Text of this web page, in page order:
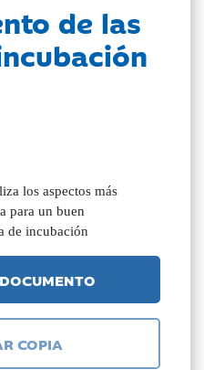
de las
los aspectos más
para un buen
de incubación
COPIA